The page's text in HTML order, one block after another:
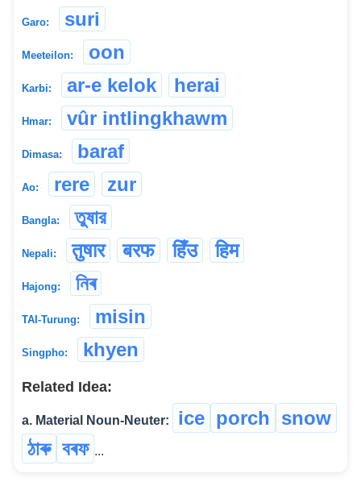
Garo: suri
Meeteilon: oon
Karbi: ar-e kelok herai
Hmar: vûr intlingkhawm
Dimasa: baraf
Ao: rere zur
Bangla: তুষার
Nepali: तुषार बरफ हिँउ हिम
Hajong: নিৰ
TAI-Turung: misin
Singpho: khyen
Related Idea:
a. Material Noun-Neuter: ice porch snow
ঠাৰু বৰফ ...